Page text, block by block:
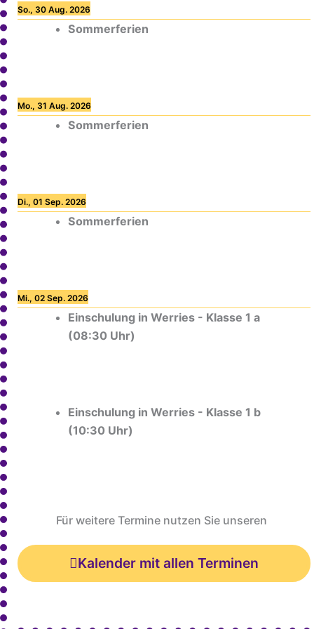
So., 30 Aug. 2026
Sommerferien
Mo., 31 Aug. 2026
Sommerferien
Di., 01 Sep. 2026
Sommerferien
Mi., 02 Sep. 2026
Einschulung in Werries - Klasse 1 a
(08:30 Uhr)
Einschulung in Werries - Klasse 1 b
(10:30 Uhr)
Für weitere Termine nutzen Sie unseren
Kalender mit allen Terminen